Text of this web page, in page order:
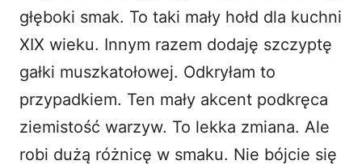
głęboki smak. To taki mały hołd dla kuchni
XIX wieku. Innym razem dodaję szczyptę
gałki muszkatołowej. Odkryłam to
przypadkiem. Ten mały akcent podkręca
ziemistość warzyw. To lekka zmiana. Ale
robi dużą różnicę w smaku. Nie bójcie się